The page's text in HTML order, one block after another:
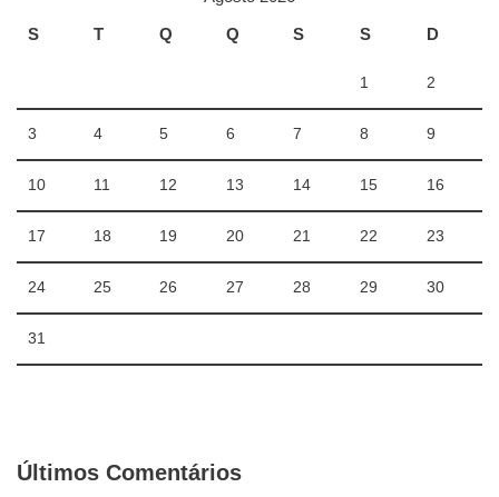
S
T Q Q S S D
1 2
3 4 5 6 7 8 9
10 11 12 13 14 15 16
17 18 19 20 21 22 23
24 25 26 27 28 29 30
31
Últimos Comentários